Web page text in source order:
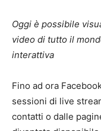
Oggi è possibile
video di tutto il
interattiva
Fino ad ora
sessioni di live
contatti o dalle